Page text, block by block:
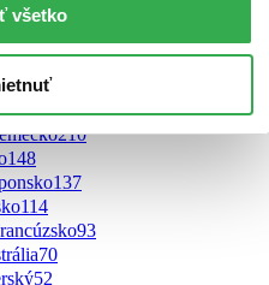
všetko
571
Spojené štáty
titulov)Spojené kráľovstvo533
210
148
137
114
93
70
52